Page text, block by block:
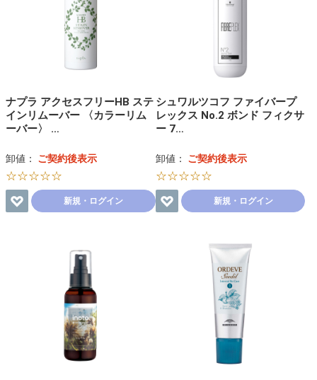
ナプラ アクセスフリーHB ステ
インリムーバー 〈カラーリム
ーバー〉 …
卸値： ご契約後表示
☆☆☆☆☆
新規・ログイン
シュワルツコフ ファイバープ
レックス No.2 ボンド フィクサ
ー 7…
卸値： ご契約後表示
☆☆☆☆☆
新規・ログイン